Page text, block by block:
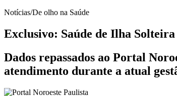
Notícias/De olho na Saúde
Exclusivo: Saúde de Ilha
Dados repassados ao Portal
atendimento durante a atual